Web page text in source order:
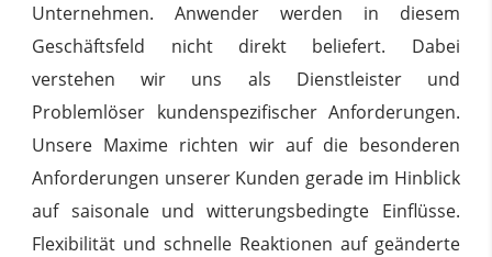
Unternehmen. Anwender werden in diesem
Geschäftsfeld nicht direkt beliefert. Dabei
verstehen wir uns als Dienstleister und
Problemlöser kundenspezifischer Anforderungen.
Unsere Maxime richten wir auf die besonderen
Anforderungen unserer Kunden gerade im Hinblick
auf saisonale und witterungsbedingte Einflüsse.
Flexibilität und schnelle Reaktionen auf geänderte